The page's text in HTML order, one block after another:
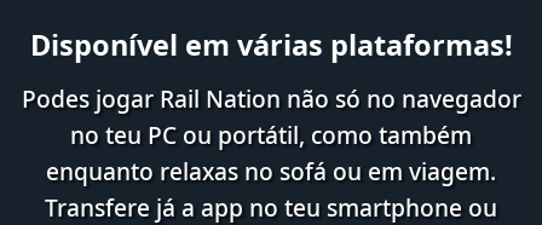
Disponível em várias plataformas!
Podes jogar Rail Nation não só no navegador
no teu PC ou portátil, como também
enquanto relaxas no sofá ou em viagem.
Transfere já a app no teu smartphone ou